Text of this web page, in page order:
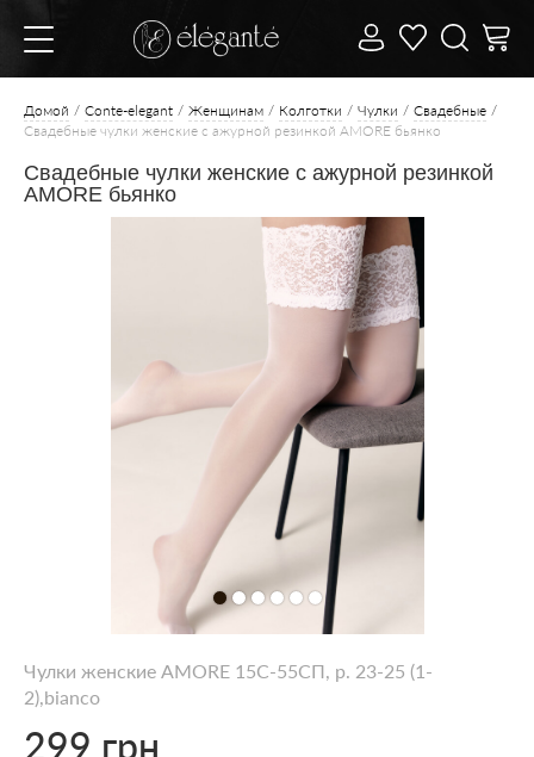
Домой Conte-elegant Женщинам Колготки Чулки
Свадебные
Свадебные чулки женские с ажурной резинкой AMORE бьянко
Свадебные чулки женские с ажурной резинкой
AMORE бьянко
Чулки женские AMORE 15С-55СП, p. 23-25 (1-
2),bianco
299 грн